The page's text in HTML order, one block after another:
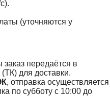
(уточняются у
передаётся в
для доставки.
, отправка осуществляется
по субботу с 10:00 до